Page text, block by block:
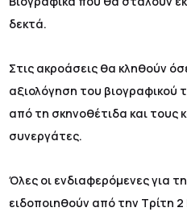
δεκτά.
Στις ακροάσεις θα κληθούν
αξιολόγηση του βιογραφικού
από τη σκηνοθέτιδα και τους
συνεργάτες.
Όλες οι ενδιαφερόμενες για
ειδοποιηθούν από την Τρίτη 2